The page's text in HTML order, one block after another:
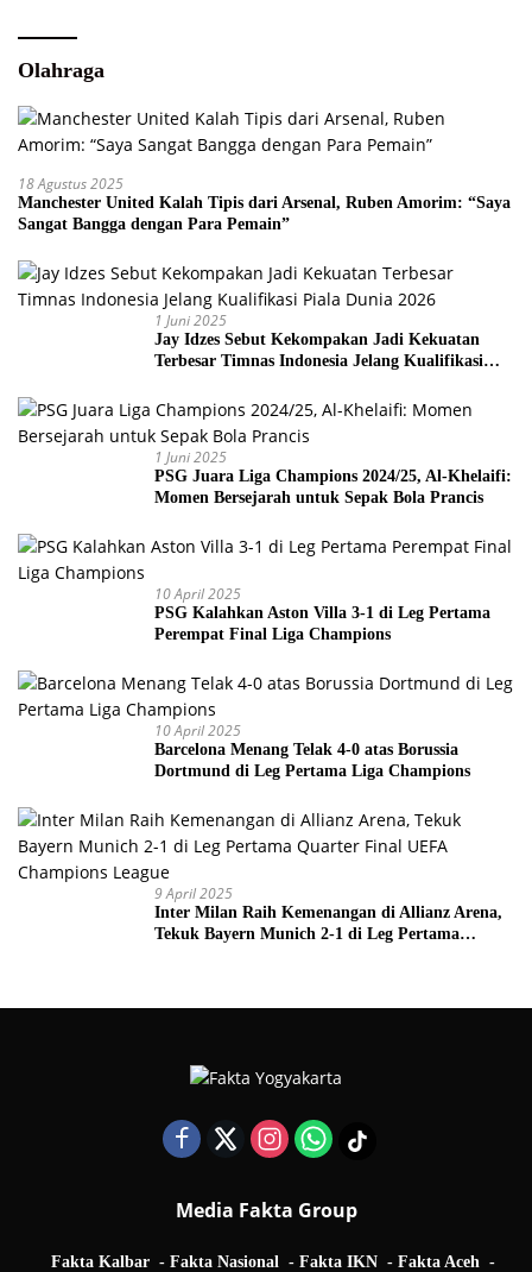
Olahraga
18 Agustus 2025
Manchester United Kalah Tipis dari Arsenal, Ruben Amorim: “Saya
Sangat Bangga dengan Para Pemain”
1 Juni 2025
Jay Idzes Sebut Kekompakan Jadi Kekuatan
Terbesar Timnas Indonesia Jelang Kualifikasi
1 Juni 2025
PSG Juara Liga Champions 2024/25, Al-Khelaifi:
Momen Bersejarah untuk Sepak Bola Prancis
10 April 2025
PSG Kalahkan Aston Villa 3-1 di Leg Pertama
Perempat Final Liga Champions
10 April 2025
Barcelona Menang Telak 4-0 atas Borussia
Dortmund di Leg Pertama Liga Champions
9 April 2025
Inter Milan Raih Kemenangan di Allianz Arena,
Tekuk Bayern Munich 2-1 di Leg Pertama
Media Fakta Group
Fakta Kalbar Fakta Nasional Fakta IKN
Fakta Aceh